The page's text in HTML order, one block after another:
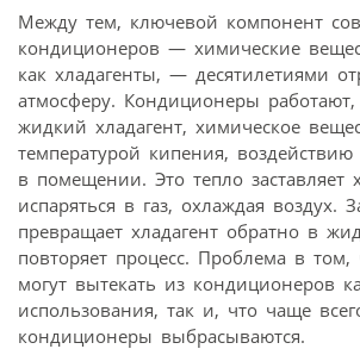
Между тем, ключевой компонент
кондиционеров — химические
как хладагенты, — десятилетиями
атмосферу. Кондиционеры работают,
жидкий хладагент, химическое
температурой кипения, воздействию
в помещении. Это тепло заставляет
испаряться в газ, охлаждая воздух.
превращает хладагент обратно в
повторяет процесс. Проблема в том,
могут вытекать из кондиционеров
использования, так и, что чаще
кондиционеры выбрасываются.